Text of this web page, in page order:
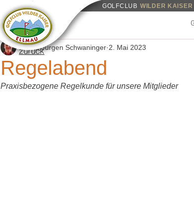
GOLFCLUB WILDER KAISER
Regelabend
Hans-Jürgen Schwaninger 2. Mai 2023
Praxisbezogene Regelkunde für unsere Mitglieder
zurück